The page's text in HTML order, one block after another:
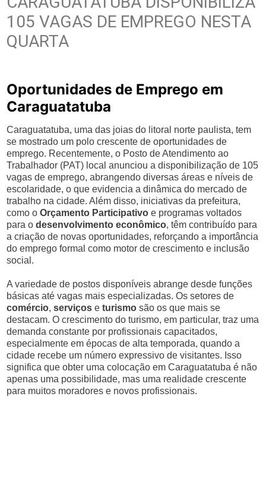
105 VAGAS DE EMPREGO NESTA
QUARTA
Oportunidades de Emprego em
Caraguatatuba
Caraguatatuba, uma das joias do litoral norte paulista, tem
se mostrado um polo crescente de oportunidades de
emprego. Recentemente, o Posto de Atendimento ao
Trabalhador (PAT) local anunciou a disponibilização de 105
vagas de emprego, abrangendo diversas áreas e níveis de
escolaridade, o que evidencia a dinâmica do mercado de
trabalho na cidade. Além disso, iniciativas da prefeitura,
como oOrçamento Participativo e programas voltados
para odesenvolvimento econômico, têm contribuído para
a criação de novas oportunidades, reforçando a importância
do emprego formal como motor de crescimento e inclusão
social.
A variedade de postos disponíveis abrange desde funções
básicas até vagas mais especializadas. Os setores de
comércio,serviços eturismo são os que mais se
destacam. O crescimento do turismo, em particular, traz uma
demanda constante por profissionais capacitados,
especialmente em épocas de alta temporada, quando a
cidade recebe um número expressivo de visitantes. Isso
significa que obter uma colocação em Caraguatatuba é não
apenas uma possibilidade, mas uma realidade crescente
para muitos moradores e novos profissionais.